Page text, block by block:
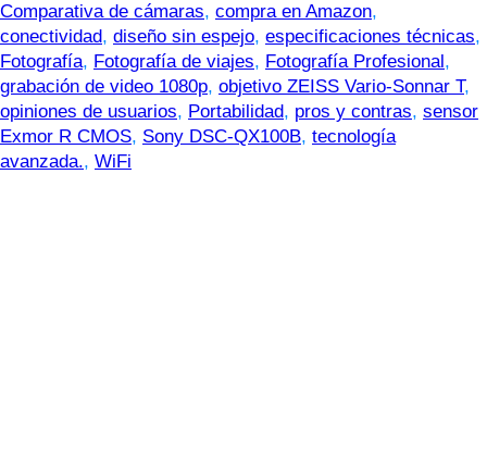
Comparativa de cámaras, compra en Amazon,
conectividad, diseño sin espejo, especificaciones técnicas,
Fotografía, Fotografía de viajes, Fotografía Profesional ,
grabación de video 1080p, objetivo ZEISS Vario-Sonnar T,
opiniones de usuarios, Portabilidad, pros y contras, sensor
Exmor R CMOS, Sony DSC-QX100B, tecnología
avanzada., WiFi